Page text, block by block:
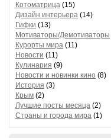
Котоматрица (15)
Дизайн интерьера (14)
Гифки (13)
Мотиваторы/Демотиваторы
Курорты мира (11)
Новости (11)
Кулинария (9)
Новости и новинки кино (8)
История (3)
Крым (2)
Лучшие посты месяца (2)
Страны и города мира (1)